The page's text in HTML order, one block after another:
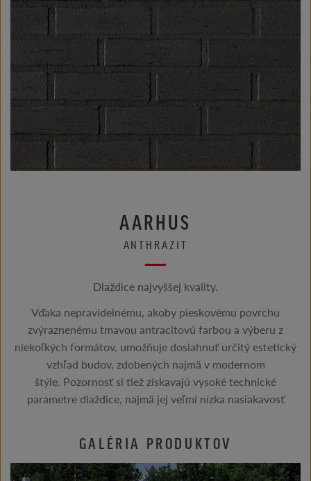
AARHUS
ANTHRAZIT
Dlaždice najvyššej kvality.
Vďaka nepravidelnému, akoby pieskovému povrchu
zvýraznenému tmavou antracitovú farbou a výberu z
niekoľkých formátov, umožňuje dosiahnuť určitý estetický
vzhľad budov, zdobených najmä v modernom
štýle. Pozornosť si tiež získavajú vysoké technické
parametre dlaždice, najmä jej veľmi nízka nasiakavosť
GALÉRIA PRODUKTOV